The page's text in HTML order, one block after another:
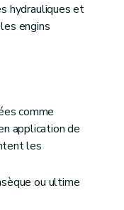
hydrauliques et
engins
comme
application de
les
ou ultime